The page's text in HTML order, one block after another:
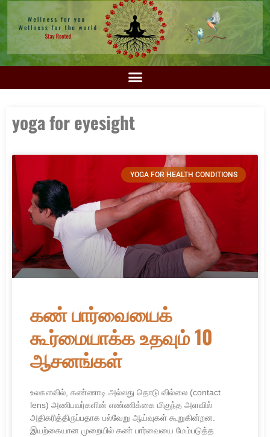
yoga for eyesight
YOGA FOR HEALTH CONDITIONS
கண் பார்வையைக்
கூர்மையாக்க உதவும் 10
ஆசனங்கள்
உலகளவில், கண்ணாடி அல்லது தொடு வில்லை (contact
lens) அணிபவர்களின் எண்ணிக்கை மிகுந்த அளவில்
அதிகரித்திருப்பதாக பல்வேறு ஆய்வுகள் கூறுகின்றன.
இயற்கையான முறையில் கண் பார்வையை மேம்படுத்த